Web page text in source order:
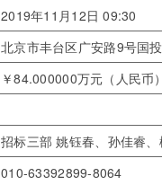
2019年11月12日 09:30
北京市丰台区广安路9号国
￥84.000000万元（人民币
招标三部 姚钰春、孙佳睿
010-63392899-8064